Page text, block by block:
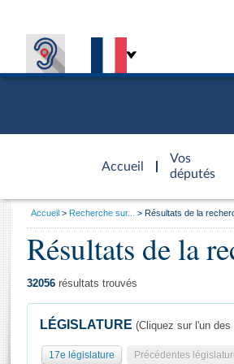
Accueil
d'accueil
Vos
députés
Général
Vous
Accueil Recherche sur... Résultats de la
Résultats de la
32056 résultats trouvés
LÉGISLATURE (Cliquez sur l'un
17e législature Précédentes